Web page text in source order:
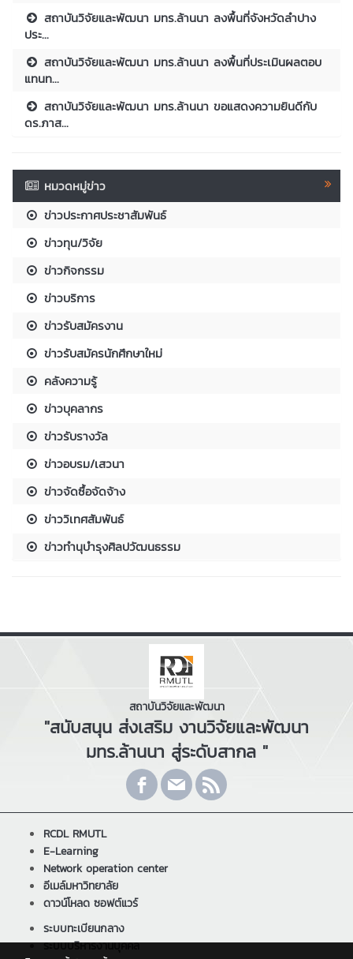
สถาบันวิจัยและพัฒนา มทร.ล้านนา ลงพื้นที่จังหวัดลำปาง
ประ...
สถาบันวิจัยและพัฒนา มทร.ล้านนา ลงพื้นที่ประเมินผลตอบ
แทนท...
สถาบันวิจัยและพัฒนา มทร.ล้านนา ขอแสดงความยินดีกับ
ดร.ภาส...
หมวดหมู่ข่าว
ข่าวประกาศประชาสัมพันธ์
ข่าวทุน/วิจัย
ข่าวกิจกรรม
ข่าวบริการ
ข่าวรับสมัครงาน
ข่าวรับสมัครนักศึกษาใหม่
คลังความรู้
ข่าวบุคลากร
ข่าวรับรางวัล
ข่าวอบรม/เสวนา
ข่าวจัดซื้อจัดจ้าง
ข่าววิเทศสัมพันธ์
ข่าวทำนุบำรุงศิลปวัฒนธรรม
สถาบันวิจัยและพัฒนา
"สนับสนุน ส่งเสริม งานวิจัยและพัฒนา
มทร.ล้านนา สู่ระดับสากล "
RCDL RMUTL
E-Learning
Network operation center
อีเมล์มหาวิทยาลัย
ดาวน์โหลด ซอฟต์แวร์
ระบบทะเบียนกลาง
ระบบบริหารงานบุคคล